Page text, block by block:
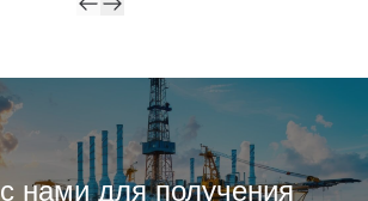
нами для получения